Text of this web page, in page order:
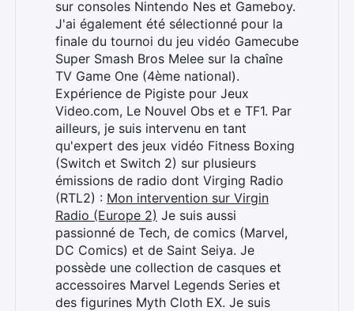
sur consoles Nintendo Nes et Gameboy.
J'ai également été sélectionné pour la
finale du tournoi du jeu vidéo Gamecube
Super Smash Bros Melee sur la chaîne
TV Game One (4ème national).
Expérience de Pigiste pour Jeux
Video.com, Le Nouvel Obs et e TF1. Par
ailleurs, je suis intervenu en tant
qu'expert des jeux vidéo Fitness Boxing
(Switch et Switch 2) sur plusieurs
émissions de radio dont Virging Radio
(RTL2) : Mon intervention sur Virgin
Radio (Europe 2) Je suis aussi
passionné de Tech, de comics (Marvel,
DC Comics) et de Saint Seiya. Je
possède une collection de casques et
accessoires Marvel Legends Series et
des figurines Myth Cloth EX. Je suis
Rechercher
: